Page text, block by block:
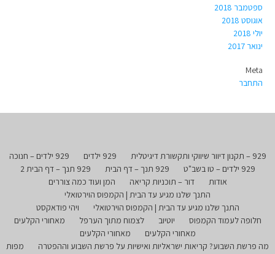
ספטמבר 2018
אוגוסט 2018
יולי 2018
ינואר 2017
Meta
התחבר
929 – תקנון דיוור שיווקי ותקשורת דיגיטלית 929 ילדים
929 ילדים – חנוכה
929 ילדים – טו בשב"ט
929 תנך – דף הבית
929 תנך – דף הבית 2
אודות
דור – תוכניות קריאה
המן ועוד כמה צוררים
התנך שלנו מגיע עד הבית | הקמפוס הוירטואלי
התנך שלנו מגיע עד הבית | הקמפוס הוירטואלי
ויהי פודאקסט
חלופה לעמוד הקמפוס
יוטיוב לצמוח מתוך הערפל
מאחורי הקלעים
מאחורי הקלעים
מאחורי הקלעים
מה פרשת השבוע? קריאות ישראליות ואישיות על פרשת השבוע וההפטרה
מפות